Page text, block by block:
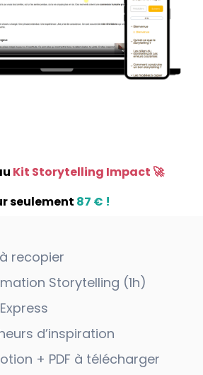
Kit Storytelling Impact 🚀
seulement 87 € !
recopier
Storytelling (1h)
d’inspiration
+ PDF à télécharger